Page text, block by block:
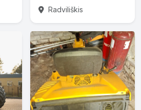
Radviliškis